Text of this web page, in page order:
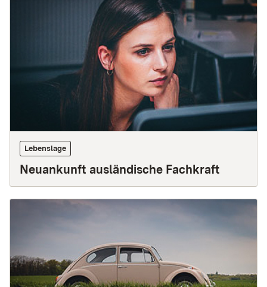
Lebenslage
Neuankunft ausländische Fachkraft